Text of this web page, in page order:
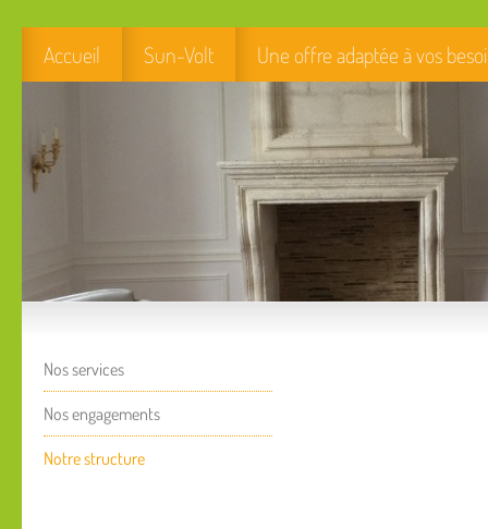
Accueil Sun-Volt Une offre adaptée à vos
Nos services
Nos engagements
Notre structure